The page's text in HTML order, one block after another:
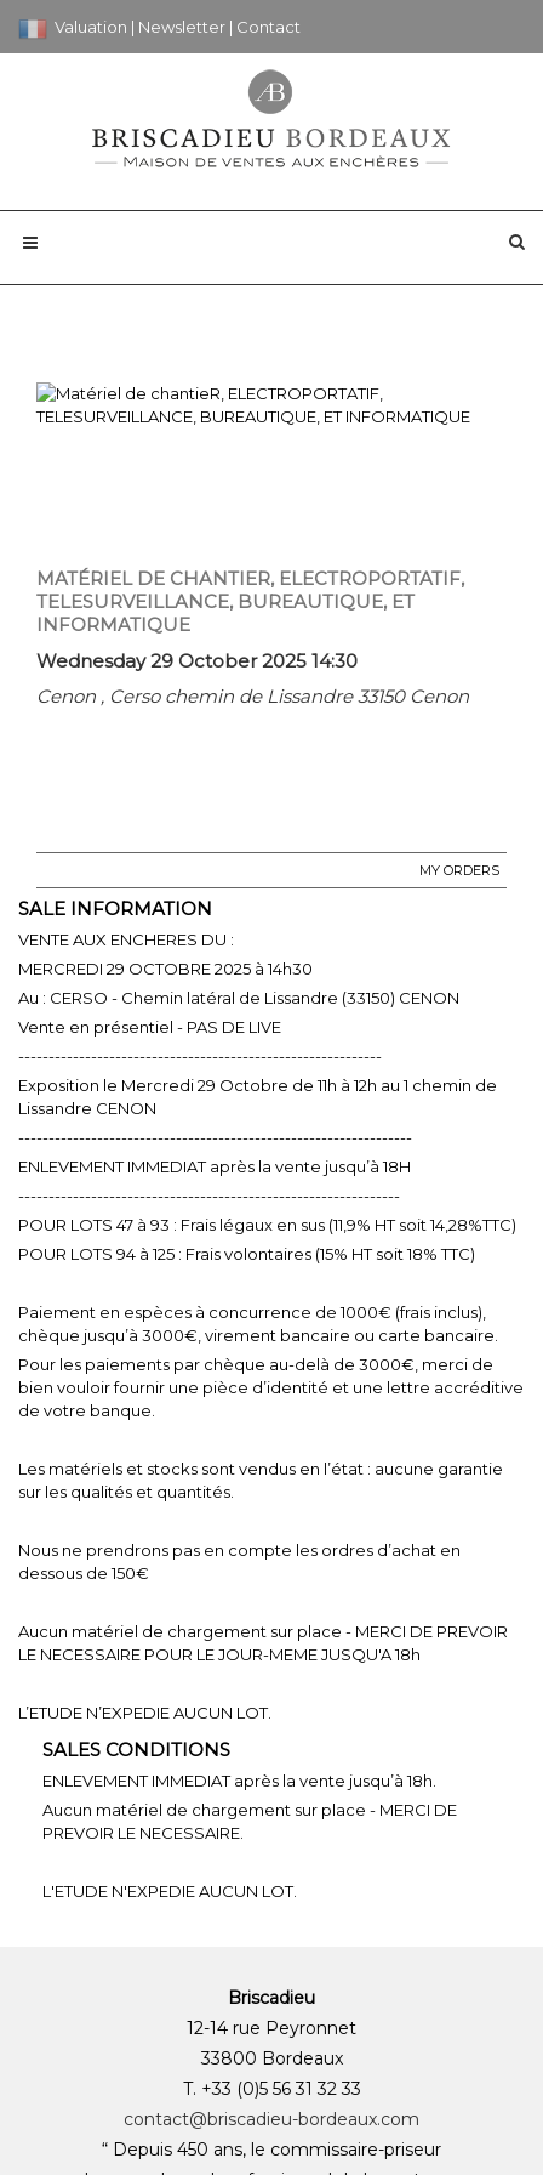
Valuation | Newsletter | Contact
MATÉRIEL DE CHANTIER, ELECTROPORTATIF,
TELESURVEILLANCE, BUREAUTIQUE, ET
INFORMATIQUE
Wednesday 29 October 2025 14:30
Cenon , Cerso chemin de Lissandre 33150 Cenon
MY ORDERS
SALE INFORMATION
VENTE AUX ENCHERES DU :
MERCREDI 29 OCTOBRE 2025 à 14h30
Au : CERSO - Chemin latéral de Lissandre (33150) CENON
Vente en présentiel - PAS DE LIVE
------------------------------------------------------------
Exposition le Mercredi 29 Octobre de 11h à 12h au 1 chemin de
Lissandre CENON
-----------------------------------------------------------------
ENLEVEMENT IMMEDIAT après la vente jusqu’à 18H
---------------------------------------------------------------
POUR LOTS 47 à 93 : Frais légaux en sus (11,9% HT soit 14,28%TTC)
POUR LOTS 94 à 125 : Frais volontaires (15% HT soit 18% TTC)
Paiement en espèces à concurrence de 1000€ (frais inclus),
chèque jusqu’à 3000€, virement bancaire ou carte bancaire.
Pour les paiements par chèque au-delà de 3000€, merci de
bien vouloir fournir une pièce d’identité et une lettre accréditive
de votre banque.
Les matériels et stocks sont vendus en l’état : aucune garantie
sur les qualités et quantités.
Nous ne prendrons pas en compte les ordres d’achat en
dessous de 150€
Aucun matériel de chargement sur place - MERCI DE PREVOIR
LE NECESSAIRE POUR LE JOUR-MEME JUSQU'A 18h
L’ETUDE N’EXPEDIE AUCUN LOT.
SALES CONDITIONS
ENLEVEMENT IMMEDIAT après la vente jusqu’à 18h.
Aucun matériel de chargement sur place - MERCI DE
PREVOIR LE NECESSAIRE.
L'ETUDE N'EXPEDIE AUCUN LOT.
Briscadieu
12-14 rue Peyronnet
33800 Bordeaux
T. +33 (0)5 56 31 32 33
contact@briscadieu-bordeaux.com
“ Depuis 450 ans, le commissaire-priseur